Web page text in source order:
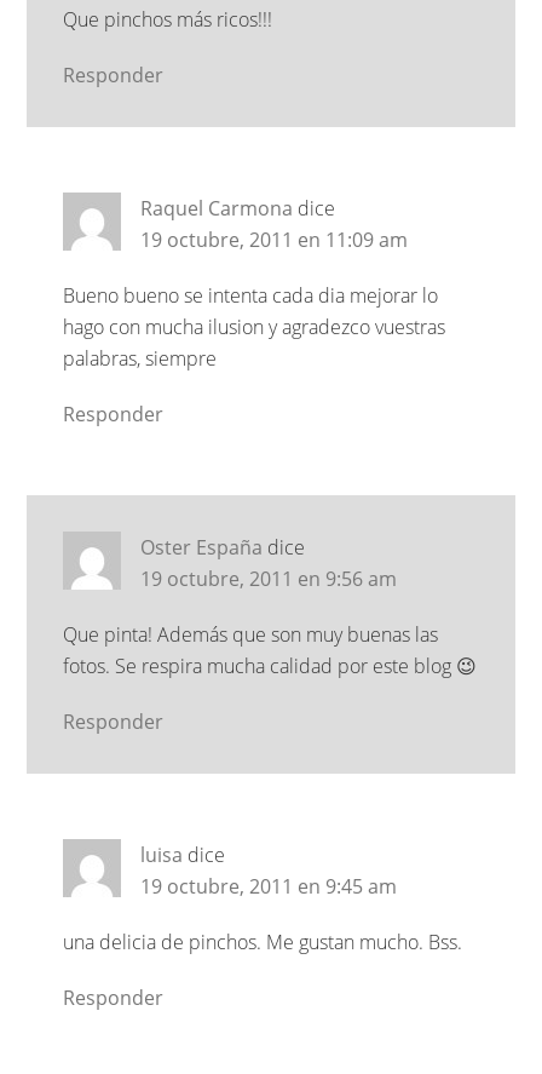
Que pinchos más ricos!!!
Responder
Raquel Carmona dice
19 octubre, 2011 en 11:09 am
Bueno bueno se intenta cada dia mejorar lo
hago con mucha ilusion y agradezco vuestras
palabras, siempre
Responder
Oster España dice
19 octubre, 2011 en 9:56 am
Que pinta! Además que son muy buenas las
fotos. Se respira mucha calidad por este blog 😉
Responder
luisa dice
19 octubre, 2011 en 9:45 am
una delicia de pinchos. Me gustan mucho. Bss.
Responder